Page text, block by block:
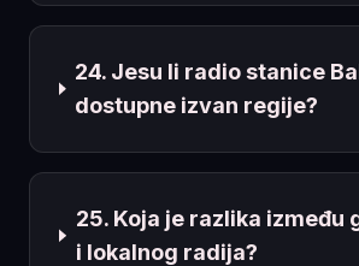
24. Jesu li radio stanice
dostupne izvan regije?
25. Koja je razlika između
i lokalnog radija?